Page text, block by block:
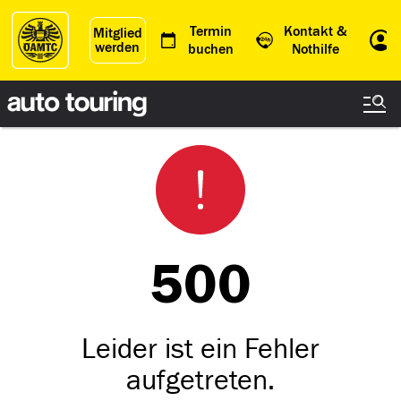
Mitglied
werden
Termin
buchen
Kontakt &
Nothilfe
500
Leider ist ein Fehler
aufgetreten.